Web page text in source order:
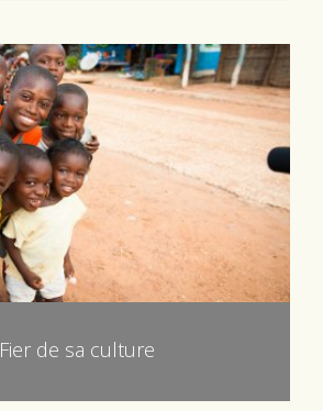
Fier de sa culture